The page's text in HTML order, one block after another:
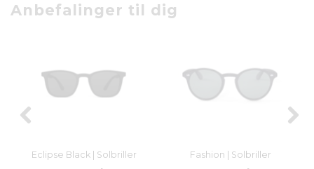
Anbefalinger til dig
Eclipse Black | Solbriller Fashion | Solbriller